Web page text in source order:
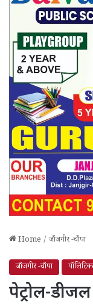
Home / जाँजगीर -चाँपा
जाँजगीर -चाँपा
पेट्रोल-